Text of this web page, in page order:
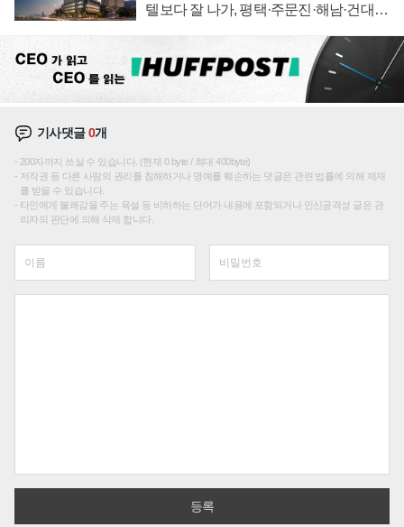
텔보다 잘 나가, 평택·주문진·해남·건대로
기사댓글0개
200자까지 쓰실 수 있습니다. (현재 0 byte / 최대 400byte)
저작권 등 다른 사람의 권리를 침해하거나 명예를 훼손하는 댓글은 관련 법률에 의해 제재
를 받을 수 있습니다.
타인에게 불쾌감을 주는 욕설 등 비하하는 단어가 내용에 포함되거나 인신공격성 글은 관
리자의 판단에 의해 삭제 합니다.